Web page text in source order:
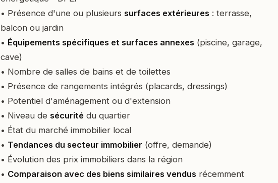
• Présence d'une ou plusieurs surfaces extérieures : terrasse,
balcon ou jardin
• Équipements spécifiques et surfaces annexes (piscine, garage,
cave)
• Nombre de salles de bains et de toilettes
• Présence de rangements intégrés (placards, dressings)
• Potentiel d'aménagement ou d'extension
• Niveau de sécurité du quartier
• État du marché immobilier local
• Tendances du secteur immobilier (offre, demande)
• Évolution des prix immobiliers dans la région
• Comparaison avec des biens similaires vendus récemment